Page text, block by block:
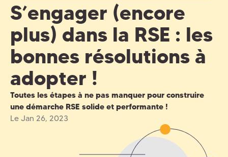
S’engager (encore
plus) dans la RSE : les
bonnes résolutions à
adopter !
Toutes les étapes à ne pas manquer pour construire
une démarche RSE solide et performante !
Le Jan 26, 2023